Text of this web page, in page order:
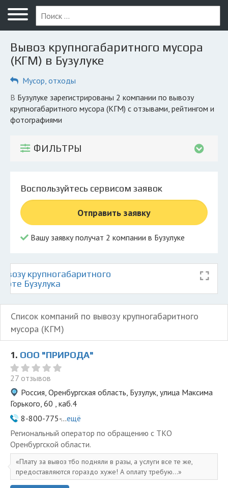
Меню
Главная
Вопрос юристу
Компании
КОМПАНИЯМ
© 2026 Все права защищены
Вывоз крупногабаритного мусора
(КГМ) в Бузулуке
Мусор, отходы
в Бузулуке зарегистрированы 2 компании по вывозу
крупногабаритного мусора (КГМ) с отзывами, рейтингом и
фотографиями
ФИЛЬТРЫ
Воспользуйтесь сервисом заявок
Отправить заявку
Вашу заявку получат 2 компании в Бузулуке
крупногабаритного
Бузулука
Список компаний по вывозу крупногабаритного
мусора (КГМ)
1. ООО "ПРИРОДА"
27 отзывов
Россия, Оренбургская область, Бузулук, улица Максима
Горького, 60 , каб.4
8-800-775-...ещё
Региональный оператор по обращению с ТКО
Оренбургской области.
Плату за вывоз тбо подняли в разы, а услуги все те же,
предоставляются гораздо хуже! А оплату требую...